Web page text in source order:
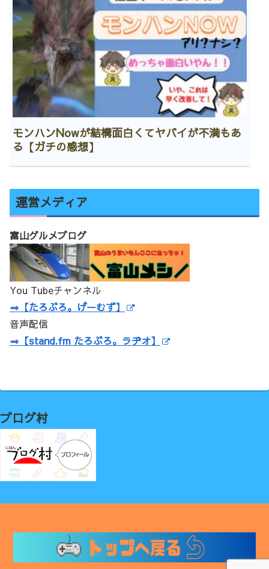
モンハンNowが結構面白くてヤバイが不満もあ
る【ガチの感想】
運営メディア
富山グルメブログ
You Tubeチャンネル
⇒【たろぶろ。げーむず】
音声配信
⇒【stand.fm たろぶろ。ラヂオ】
ブログ村